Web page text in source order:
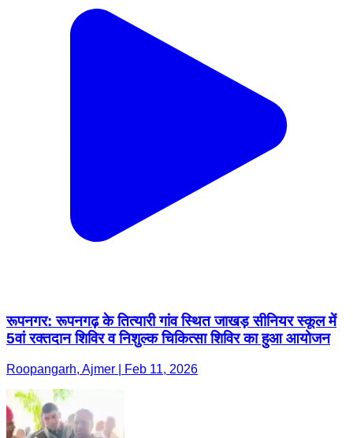
रूपनगर: रूपनगढ़ के तित्यारी गांव स्थित जाखड़ सीनियर स्कूल में
5वां रक्तदान शिविर व निशुल्क चिकित्सा शिविर का हुआ आयोजन
Roopangarh, Ajmer | Feb 11, 2026